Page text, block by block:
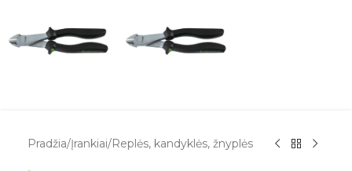
Pradžia/Įrankiai/Replės, kandyklės, žnyplės